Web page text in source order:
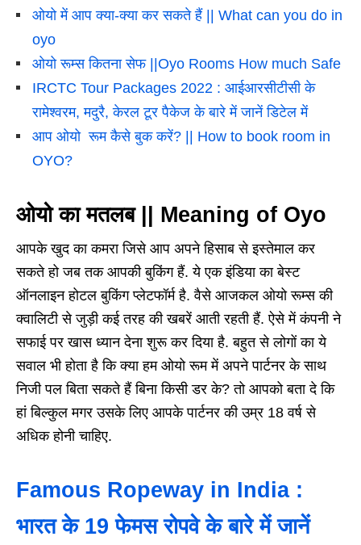
ओयो में आप क्या-क्या कर सकते हैं || What can you do in
oyo
ओयो रूम्स कितना सेफ ||Oyo Rooms How much Safe
IRCTC Tour Packages 2022 : आईआरसीटीसी के
रामेश्वरम, मदुरै, केरल टूर पैकेज के बारे में जानें डिटेल में
आप ओयो रूम कैसे बुक करें? || How to book room in
OYO?
ओयो का मतलब || Meaning of Oyo
आपके खुद का कमरा जिसे आप अपने हिसाब से इस्तेमाल कर
सकते हो जब तक आपकी बुकिंग हैं. ये एक इंडिया का बेस्ट
ऑनलाइन होटल बुकिंग प्लेटफॉर्म है. वैसे आजकल ओयो रूम्स की
क्वालिटी से जुड़ी कई तरह की खबरें आती रहती हैं. ऐसे में कंपनी ने
सफाई पर खास ध्यान देना शुरू कर दिया है. बहुत से लोगों का ये
सवाल भी होता है कि क्या हम ओयो रूम में अपने पार्टनर के साथ
निजी पल बिता सकते हैं बिना किसी डर के? तो आपको बता दे कि
हां बिल्कुल मगर उसके लिए आपके पार्टनर की उम्र 18 वर्ष से
अधिक होनी चाहिए.
Famous Ropeway in India :
भारत के 19 फेमस रोपवे के बारे में जानें